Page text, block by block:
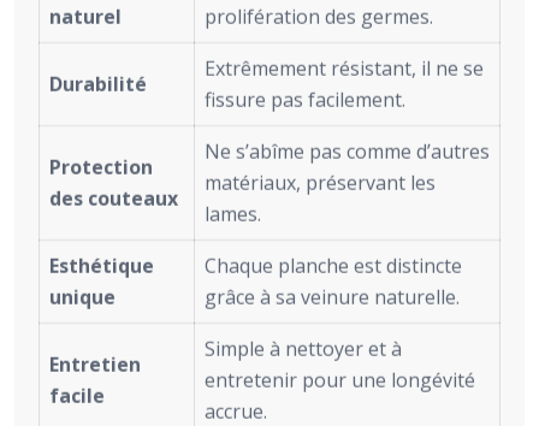
naturel
prolifération des germes.
Durabilité
Extrêmement résistant, il ne se
fissure pas facilement.
Protection
des couteaux
Ne s’abîme pas comme d’autres
matériaux, préservant les
lames.
Esthétique
unique
Chaque planche est distincte
grâce à sa veinure naturelle.
Entretien
facile
Simple à nettoyer et à
entretenir pour une longévité
accrue.